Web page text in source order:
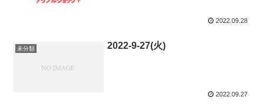
2022.09.28
未分類 2022-9-27(火)
2022.09.27